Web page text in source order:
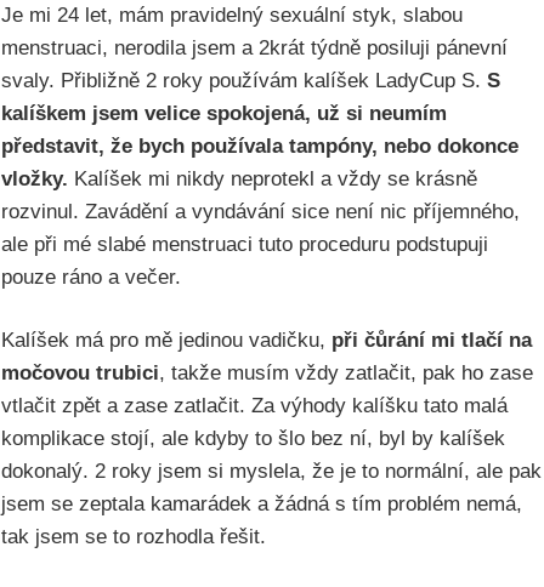
Je mi 24 let, mám pravidelný sexuální styk, slabou
menstruaci, nerodila jsem a 2krát týdně posiluji pánevní
svaly. Přibližně 2 roky používám kalíšek LadyCup S. S
kalíškem jsem velice spokojená, už si neumím
představit, že bych používala tampóny, nebo dokonce
vložky. Kalíšek mi nikdy neprotekl a vždy se krásně
rozvinul. Zavádění a vyndávání sice není nic příjemného,
ale při mé slabé menstruaci tuto proceduru podstupuji
pouze ráno a večer.
Kalíšek má pro mě jedinou vadičku, při čůrání mi tlačí na
močovou trubici, takže musím vždy zatlačit, pak ho zase
vtlačit zpět a zase zatlačit. Za výhody kalíšku tato malá
komplikace stojí, ale kdyby to šlo bez ní, byl by kalíšek
dokonalý. 2 roky jsem si myslela, že je to normální, ale pak
jsem se zeptala kamarádek a žádná s tím problém nemá,
tak jsem se to rozhodla řešit.